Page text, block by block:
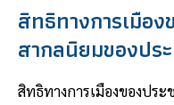
สิทธิทางการเมือ
สากลนิยมของปร
สิทธิทางการเมืองของปร